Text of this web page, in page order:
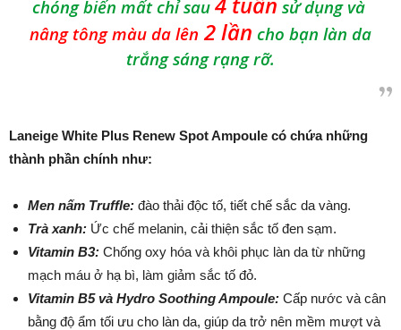
chóng biến mất chỉ sau
sử dụng và
nâng tông màu da lên 2 lần cho bạn làn da
trắng sáng rạng rỡ.
Laneige White Plus Renew Spot Ampoule có chứa những
thành phần chính như:
Men nấm Truffle: đào thải độc tố, tiết chế sắc da vàng.
Trà xanh: Ức chế melanin, cải thiện sắc tố đen sạm.
Vitamin B3: Chống oxy hóa và khôi phục làn da từ những
mạch máu ở hạ bì, làm giảm sắc tố đỏ.
Vitamin B5 và Hydro Soothing Ampoule: Cấp nước và cân
bằng độ ẩm tối ưu cho làn da, giúp da trở nên mềm mượt và